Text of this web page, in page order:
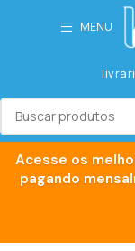
MENU
Acesse os
pagando